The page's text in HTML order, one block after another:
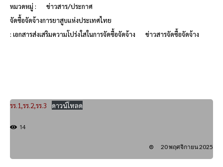
หมวดหมู่ :
ข่าวสาร/ประกาศ
จัดซื้อจัดจ้างการยาสูบแห่งประเทศไทย
: เอกสารส่งเสริมความโปร่งใสในการจัดซื้อจัดจ้าง
ข่าวสารจัดซื้อจัดจ้าง
รร.1,รร.2,รร.3 ดาวน์โหลด
14
20 พฤศจิกายน 2025